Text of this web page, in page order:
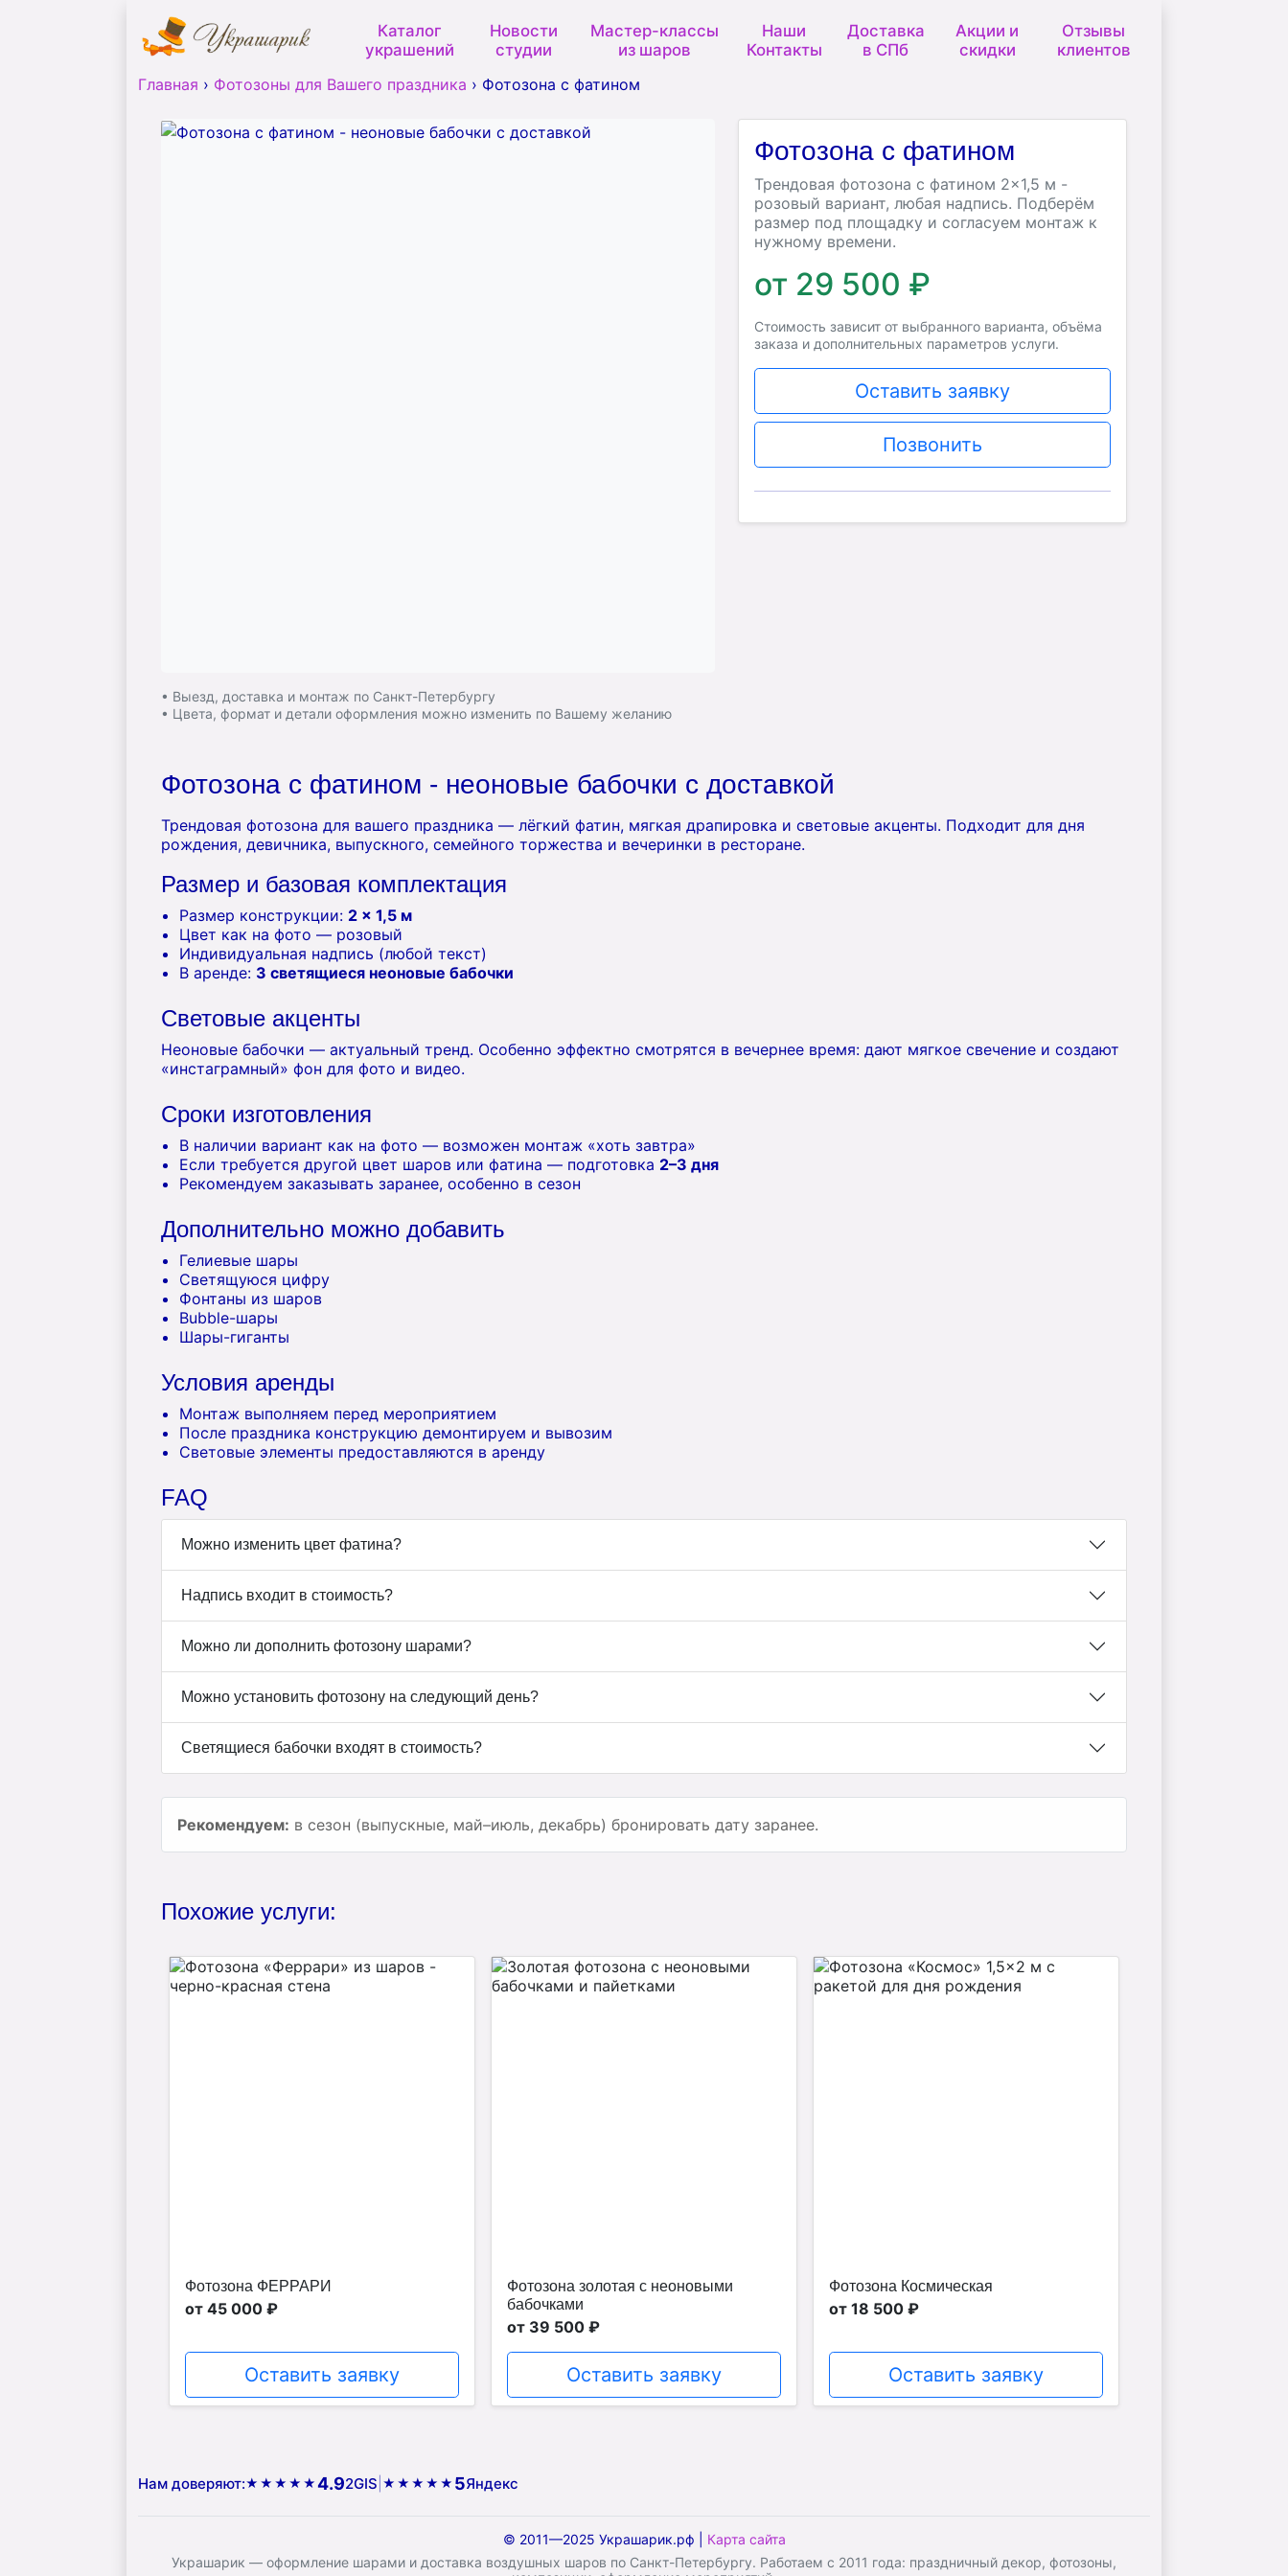
Каталог
украшений
Новости
студии
Мастер-классы
из шаров
Наши
Контакты
Доставка
в СПб
Акции и
скидки
Отзывы
клиентов
Главная › Фотозоны для Вашего праздника › Фотозона с фатином
• Выезд, доставка и монтаж по Санкт-Петербургу
• Цвета, формат и детали оформления можно изменить по Вашему желанию
Фотозона с фатином
Трендовая фотозона с фатином 2×1,5 м -
розовый вариант, любая надпись. Подберём
размер под площадку и согласуем монтаж к
нужному времени.
от 29 500 ₽
Стоимость зависит от выбранного варианта, объёма
заказа и дополнительных параметров услуги.
Оставить заявку
Позвонить
Фотозона с фатином - неоновые бабочки с доставкой
Трендовая фотозона для вашего праздника — лёгкий фатин, мягкая драпировка и световые акценты. Подходит для дня
рождения, девичника, выпускного, семейного торжества и вечеринки в ресторане.
Размер и базовая комплектация
Размер конструкции: 2 × 1,5 м
Цвет как на фото — розовый
Индивидуальная надпись (любой текст)
В аренде: 3 светящиеся неоновые бабочки
Световые акценты
Неоновые бабочки — актуальный тренд. Особенно эффектно смотрятся в вечернее время: дают мягкое свечение и создают
«инстаграмный» фон для фото и видео.
Сроки изготовления
В наличии вариант как на фото — возможен монтаж «хоть завтра»
Если требуется другой цвет шаров или фатина — подготовка 2–3 дня
Рекомендуем заказывать заранее, особенно в сезон
Дополнительно можно добавить
Гелиевые шары
Светящуюся цифру
Фонтаны из шаров
Bubble-шары
Шары-гиганты
Условия аренды
Монтаж выполняем перед мероприятием
После праздника конструкцию демонтируем и вывозим
Световые элементы предоставляются в аренду
FAQ
Можно изменить цвет фатина?
Надпись входит в стоимость?
Можно ли дополнить фотозону шарами?
Можно установить фотозону на следующий день?
Светящиеся бабочки входят в стоимость?
Рекомендуем: в сезон (выпускные, май–июль, декабрь) бронировать дату заранее.
Похожие услуги:
Фотозона ФЕРРАРИ
от 45 000 ₽
Оставить заявку
Фотозона золотая с неоновыми
бабочками
от 39 500 ₽
Оставить заявку
Фотозона Космическая
от 18 500 ₽
Оставить заявку
Нам доверяют:★★★★★4.92GIS ★★★★★ 5Яндекс
© 2011—2025 Украшарик.рф | Карта сайта
Украшарик — оформление шарами и доставка воздушных шаров по Санкт-Петербургу. Работаем с 2011 года: праздничный декор, фотозоны,